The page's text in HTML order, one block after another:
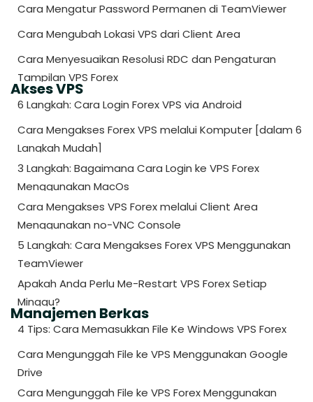
Cara Mengatur Password Permanen di TeamViewer
Cara Mengubah Lokasi VPS dari Client Area
Cara Menyesuaikan Resolusi RDC dan Pengaturan
Tampilan VPS Forex
Akses VPS
6 Langkah: Cara Login Forex VPS via Android
Cara Mengakses Forex VPS melalui Komputer [dalam 6
Langkah Mudah]
3 Langkah: Bagaimana Cara Login ke VPS Forex
Menggunakan MacOs
Cara Mengakses VPS Forex melalui Client Area
Menggunakan no-VNC Console
5 Langkah: Cara Mengakses Forex VPS Menggunakan
TeamViewer
Apakah Anda Perlu Me-Restart VPS Forex Setiap
Minggu?
Manajemen Berkas
4 Tips: Cara Memasukkan File Ke Windows VPS Forex
Cara Mengunggah File ke VPS Menggunakan Google
Drive
Cara Mengunggah File ke VPS Forex Menggunakan